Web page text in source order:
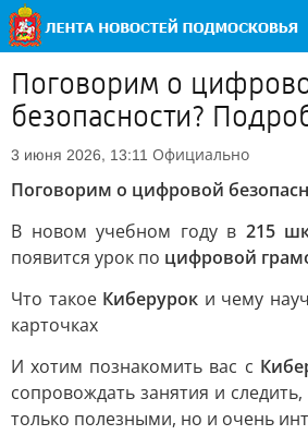
Поговорим о
безопасности?
3 июня 2026, 13:11 Официально
Поговорим о цифровой
В новом учебном году в 215
появится урок по цифровой
Что такое Киберурок и чему
карточках
И хотим познакомить вас с
сопровождать занятия и
только полезными, но и очень